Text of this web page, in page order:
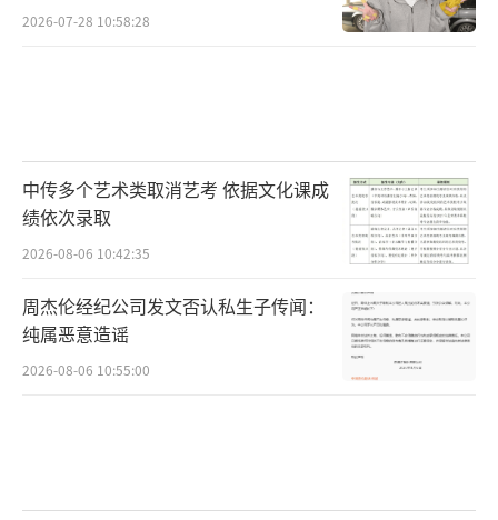
2026-07-28 10:58:28
中传多个艺术类取消艺考 依据文化课成
绩依次录取
2026-08-06 10:42:35
周杰伦经纪公司发文否认私生子传闻：
纯属恶意造谣
2026-08-06 10:55:00